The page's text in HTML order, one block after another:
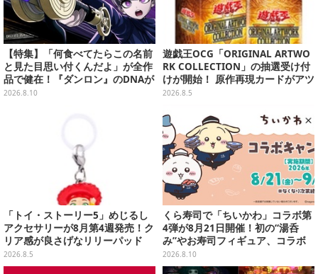
【特集】「何食べてたらこの名前
と見た目思い付くんだよ」が全作
品で健在！『ダンロン』のDNAが
息づくトゥーキョーゲームスおす
2026.8.10
遊戯王OCG「ORIGINAL ARTWO
RK COLLECTION」の抽選受け付
けが開始！ 原作再現カードがアツ
いスペシャルパック
2026.8.5
「トイ・ストーリー5」めじるし
アクセサリーが8月第4週発売！ク
リア感が良さげなリリーパッド
や、ジェシーなど全5種ラインナ
ップ
2026.8.5
くら寿司で「ちいかわ」コラボ第
4弾が8月21日開催！初の“湯呑
み”やお寿司フィギュア、コラボ
メニューも
2026.8.10